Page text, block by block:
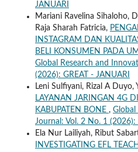
JANUARI
Mariani Ravelina Sihaloho,
Raja Sharah Fatricia,
INSTAGRAM DAN
BELI KONSUMEN PADA
Global Research and
(2026): GREAT - JANUARI
Leni Sulfiyani, Rizal A Duyo,
LAYANAN JARINGAN 4G
KABUPATEN BONE , Global
Journal: Vol. 2 No. 1 (2026):
Ela Nur Lailiyah, Ribut
INVESTIGATING EFL